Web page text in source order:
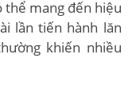
thể mang đến hiệu
lần tiến hành lăn
khiến nhiều